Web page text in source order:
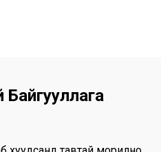
Байгууллага